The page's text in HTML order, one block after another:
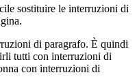
sostituire le interruzioni di
di paragrafo. È quindi
tutti con interruzioni di
con interruzioni di